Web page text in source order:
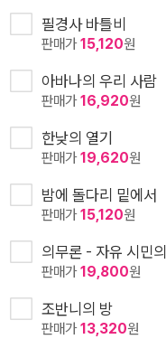
필경사 바틀비
판매가15,120원
아바나의 우리 사람
판매가16,920원
한낮의 열기
판매가19,620원
밤에 돌다리 밑에서
판매가15,120원
의무론 - 자유 시민
판매가19,800원
조반니의 방
판매가13,320원